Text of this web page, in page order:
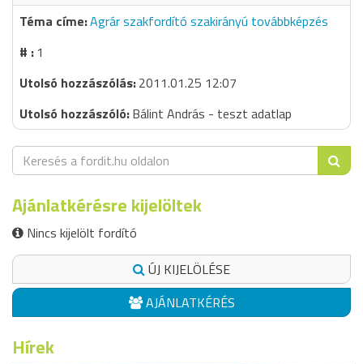
Agrár szakfordító szakirányú továbbképzés
1
2011.01.25 12:07
Bálint András - teszt adatlap
Ajánlatkérésre kijelöltek
Nincs kijelölt fordító
ÚJ KIJELÖLÉSE
AJÁNLATKÉRÉS
Hírek